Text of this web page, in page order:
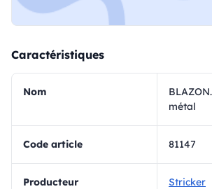
Caractéristiques
Nom
métal
Code article 81147
Producteur Stricker